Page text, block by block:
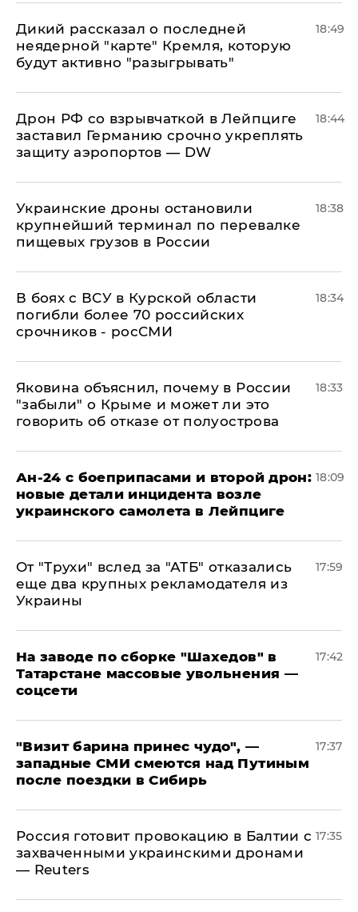
Дикий рассказал о последней
неядерной "карте" Кремля, которую
будут активно "разыгрывать"
18:49
​Дрон РФ со взрывчаткой в Лейпциге
заставил Германию срочно укреплять
защиту аэропортов — DW
18:44
Украинские дроны остановили
крупнейший терминал по перевалке
пищевых грузов в России
18:38
В боях с ВСУ в Курской области
погибли более 70 российских
срочников - росСМИ
18:34
Яковина объяснил, почему в России
"забыли" о Крыме и может ли это
говорить об отказе от полуострова
18:33
Ан-24 с боеприпасами и второй дрон:
новые детали инцидента возле
украинского самолета в Лейпциге
18:09
От "Трухи" вслед за "АТБ" отказались
еще два крупных рекламодателя из
Украины
17:59
На заводе по сборке "Шахедов" в
Татарстане массовые увольнения —
соцсети
17:42
"Визит барина принес чудо", —
западные СМИ смеются над Путиным
после поездки в Сибирь
17:37
​Россия готовит провокацию в Балтии с
захваченными украинскими дронами
— Reuters
17:35